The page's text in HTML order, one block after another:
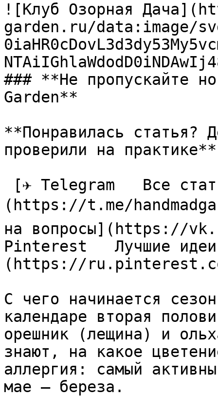
![Клуб Озорная
garden.ru/data:image/
### **Не пропускайте
Garden**
**Понравилась статья?
проверили на практике**
(https://t.me/
на вопросы](https://
Pinterest   Лучшие
(https://
С чего начинается
календаре вторая
орешник (лещина) и
знают, на какое
аллергия: самый
мае — береза.